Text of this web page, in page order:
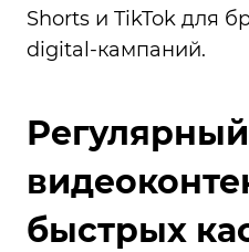
Shorts и TikTok для
digital-кампаний.
Регулярный
быстрых